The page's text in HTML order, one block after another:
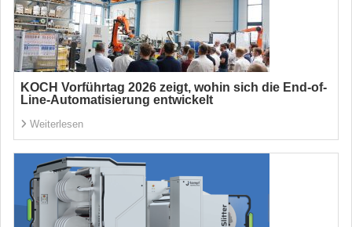
KOCH Vorführtag 2026 zeigt, wohin sich die End-of-
Line-Automatisierung entwickelt
Weiterlesen